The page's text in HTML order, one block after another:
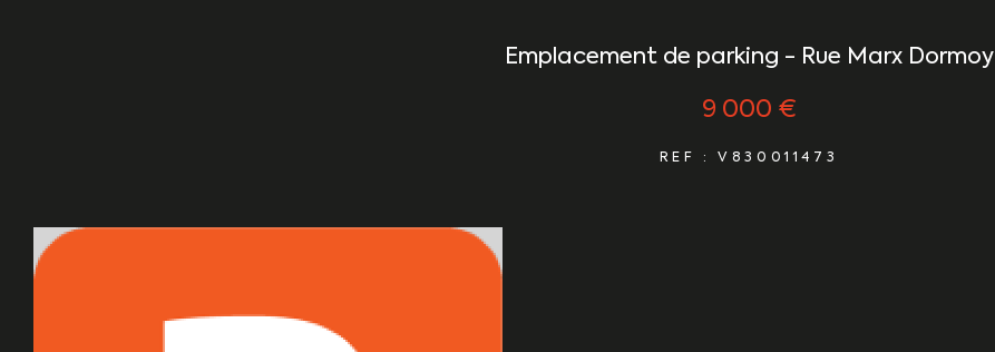
Emplacement de parking - Rue Marx Dormoy
9 000 €
REF : V830011473